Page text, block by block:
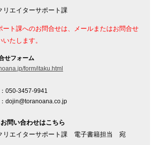
エイターサポート課
ト課へのお問合せは、メールまたはお問合せ
たします。
せフォーム
form/itaku.html
：050-3457-9941
：dojin@toranoana.co.jp
問い合わせはこちら
リエイターサポート課 電子書籍担当 宛